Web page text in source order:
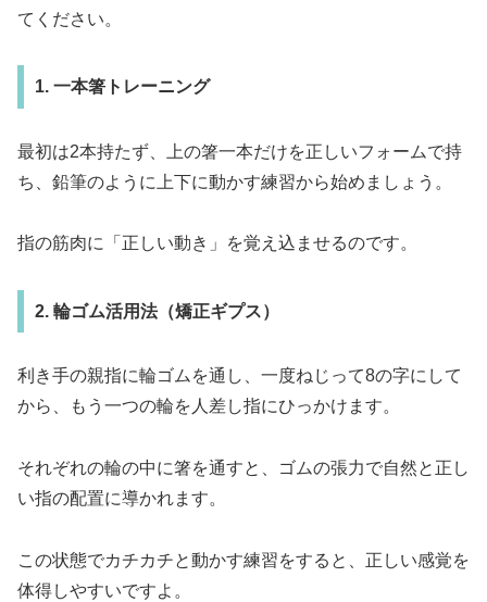
てください。
1. 一本箸トレーニング
最初は2本持たず、上の箸一本だけを正しいフォームで持
ち、鉛筆のように上下に動かす練習から始めましょう。
指の筋肉に「正しい動き」を覚え込ませるのです。
2. 輪ゴム活用法（矯正ギプス）
利き手の親指に輪ゴムを通し、一度ねじって8の字にして
から、もう一つの輪を人差し指にひっかけます。
それぞれの輪の中に箸を通すと、ゴムの張力で自然と正し
い指の配置に導かれます。
この状態でカチカチと動かす練習をすると、正しい感覚を
体得しやすいですよ。